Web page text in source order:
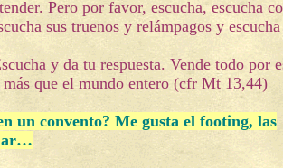
Pero por favor, escucha, escucha
sus truenos y relámpagos y
y da tu respuesta. Vende todo por
más que el mundo entero (cfr Mt 13,44)
un convento? Me gusta el footing, las